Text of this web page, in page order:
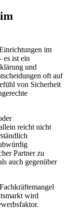
im
es ist ein
und
oft auf
von Sicherheit
reicht nicht
Partner zu
auch gegenüber
wird